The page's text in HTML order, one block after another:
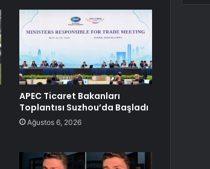
APEC Ticaret Bakanları
Toplantısı Suzhou’da Başladı
Ağustos 6, 2026